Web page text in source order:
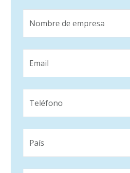
Nombre de empresa
Email
Teléfono
País